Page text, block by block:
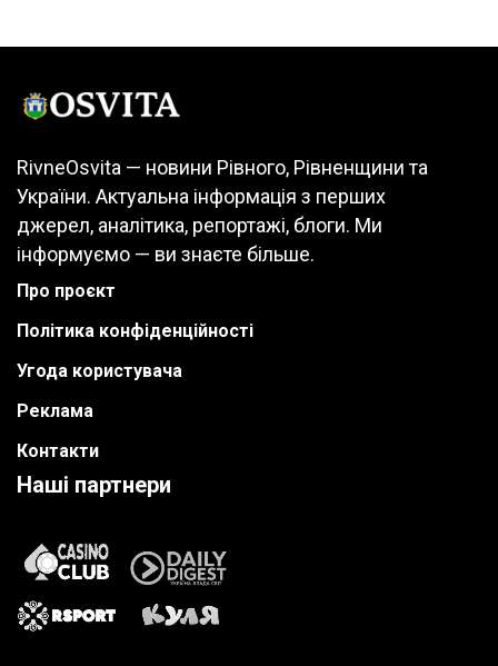
RivneOsvita — новини Рівного, Рівненщини та
України. Актуальна інформація з перших
джерел, аналітика, репортажі, блоги. Ми
інформуємо — ви знаєте більше.
Про проєкт
Політика конфіденційності
Угода користувача
Реклама
Контакти
Наші партнери